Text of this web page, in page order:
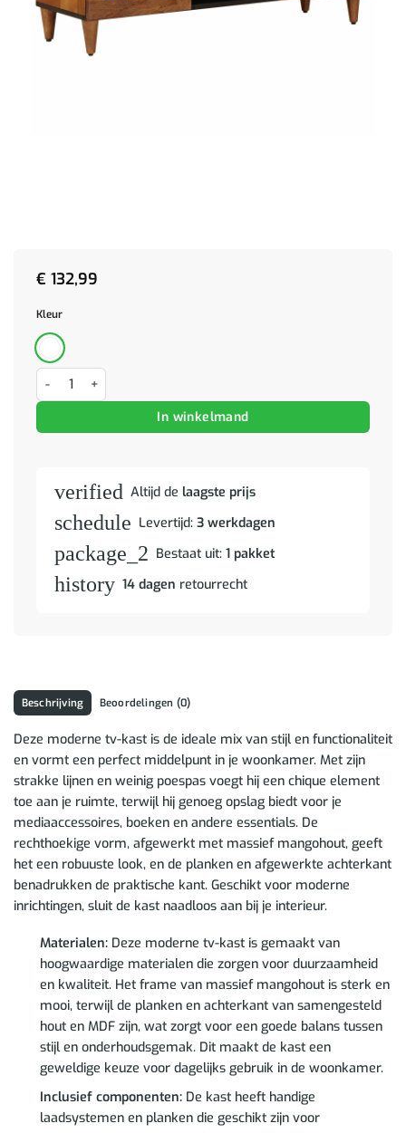
€ 132,99
Kleur
TV-kast Walnotenhout 100 x 33,5 x 46 cm Massief Mango Hout
In winkelmand
verified Altijd de laagste prijs
schedule Levertijd: 3 werkdagen
package_2 Bestaat uit: 1 pakket
history 14 dagen retourrecht
Beschrijving Beoordelingen (0)
Deze moderne tv-kast is de ideale mix van stijl en functionaliteit
en vormt een perfect middelpunt in je woonkamer. Met zijn
strakke lijnen en weinig poespas voegt hij een chique element
toe aan je ruimte, terwijl hij genoeg opslag biedt voor je
mediaaccessoires, boeken en andere essentials. De
rechthoekige vorm, afgewerkt met massief mangohout, geeft
het een robuuste look, en de planken en afgewerkte achterkant
benadrukken de praktische kant. Geschikt voor moderne
inrichtingen, sluit de kast naadloos aan bij je interieur.
Materialen:Deze moderne tv-kast is gemaakt van
hoogwaardige materialen die zorgen voor duurzaamheid
en kwaliteit. Het frame van massief mangohout is sterk en
mooi, terwijl de planken en achterkant van samengesteld
hout en MDF zijn, wat zorgt voor een goede balans tussen
stijl en onderhoudsgemak. Dit maakt de kast een
geweldige keuze voor dagelijks gebruik in de woonkamer.
Inclusief componenten:De kast heeft handige
laadsystemen en planken die geschikt zijn voor